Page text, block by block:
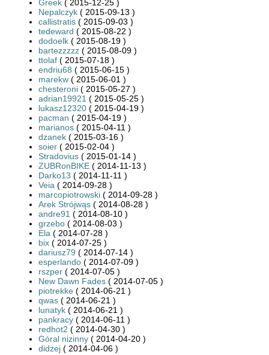
Greek ( 2015-12-25 )
Nepalczyk ( 2015-09-13 )
callistratis ( 2015-09-03 )
tedeward ( 2015-08-22 )
dodoelk ( 2015-08-19 )
bartezzzzz ( 2015-08-09 )
ttolaf ( 2015-07-18 )
endriu68 ( 2015-06-15 )
marekw ( 2015-06-01 )
chesteroni ( 2015-05-27 )
adrian19921 ( 2015-05-25 )
lukasz12320 ( 2015-04-19 )
pacman ( 2015-04-19 )
marianos ( 2015-04-11 )
dzanek ( 2015-03-16 )
soier ( 2015-02-04 )
Stradovius ( 2015-01-14 )
ZUBRonBIKE ( 2014-11-13 )
Darko13 ( 2014-11-11 )
Veia ( 2014-09-28 )
marcopiotrowski ( 2014-09-28 )
Arek Strójwąs ( 2014-08-28 )
andre91 ( 2014-08-10 )
grzebo ( 2014-08-03 )
Ela ( 2014-07-28 )
bix ( 2014-07-25 )
dariusz79 ( 2014-07-14 )
esperlando ( 2014-07-09 )
rszper ( 2014-07-05 )
New Dawn Fades ( 2014-07-05 )
piotrekke ( 2014-06-21 )
qwas ( 2014-06-21 )
lunatyk ( 2014-06-21 )
pankracy ( 2014-06-11 )
redhot2 ( 2014-04-30 )
Góral nizinny ( 2014-04-20 )
didzej ( 2014-04-06 )